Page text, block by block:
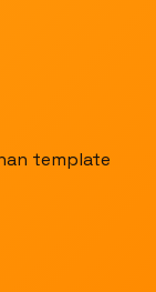
template